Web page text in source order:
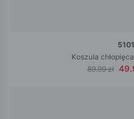
Koszula
89.99 zł